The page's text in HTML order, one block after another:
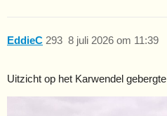
EddieC 8 juli 2026 om 11:39
293
Uitzicht op het Karwendel gebergte